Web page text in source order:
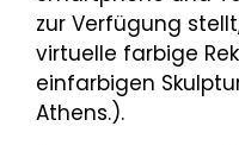
zur Verfügung
virtuelle farbige
einfarbigen
Athens.).